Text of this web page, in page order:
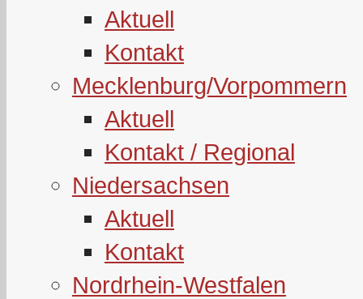
Aktuell
Kontakt
Mecklenburg/Vorpommern
Aktuell
Kontakt / Regional
Niedersachsen
Aktuell
Kontakt
Nordrhein-Westfalen